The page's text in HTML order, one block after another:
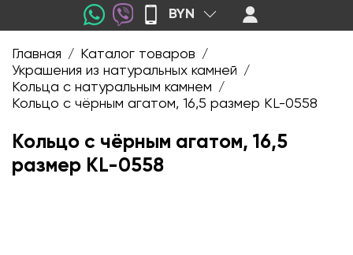
BYN
Главная / Каталог товаров /
Украшения из натуральных камней /
Кольца с натуральным камнем /
Кольцо с чёрным агатом, 16,5 размер KL-0558
Кольцо с чёрным агатом, 16,5
размер KL-0558